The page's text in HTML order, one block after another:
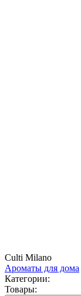
Culti Milano
Ароматы для дома
Категории:
Товары: